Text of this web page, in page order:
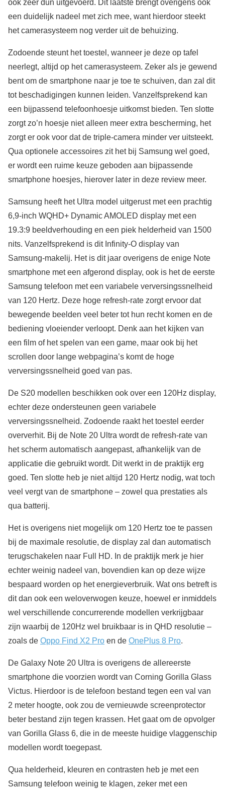
ook zeer dun uitgevoerd. Dit laatste brengt overigens ook
een duidelijk nadeel met zich mee, want hierdoor steekt
het camerasysteem nog verder uit de behuizing.
Zodoende steunt het toestel, wanneer je deze op tafel
neerlegt, altijd op het camerasysteem. Zeker als je gewend
bent om de smartphone naar je toe te schuiven, dan zal dit
tot beschadigingen kunnen leiden. Vanzelfsprekend kan
een bijpassend telefoonhoesje uitkomst bieden. Ten slotte
zorgt zo’n hoesje niet alleen meer extra bescherming, het
zorgt er ook voor dat de triple-camera minder ver uitsteekt.
Qua optionele accessoires zit het bij Samsung wel goed,
er wordt een ruime keuze geboden aan bijpassende
smartphone hoesjes, hierover later in deze review meer.
Samsung heeft het Ultra model uitgerust met een prachtig
6,9-inch WQHD+ Dynamic AMOLED display met een
19.3:9 beeldverhouding en een piek helderheid van 1500
nits. Vanzelfsprekend is dit Infinity-O display van
Samsung-makelij. Het is dit jaar overigens de enige Note
smartphone met een afgerond display, ook is het de eerste
Samsung telefoon met een variabele verversingssnelheid
van 120 Hertz. Deze hoge refresh-rate zorgt ervoor dat
bewegende beelden veel beter tot hun recht komen en de
bediening vloeiender verloopt. Denk aan het kijken van
een film of het spelen van een game, maar ook bij het
scrollen door lange webpagina’s komt de hoge
verversingssnelheid goed van pas.
De S20 modellen beschikken ook over een 120Hz display,
echter deze ondersteunen geen variabele
verversingssnelheid. Zodoende raakt het toestel eerder
oververhit. Bij de Note 20 Ultra wordt de refresh-rate van
het scherm automatisch aangepast, afhankelijk van de
applicatie die gebruikt wordt. Dit werkt in de praktijk erg
goed. Ten slotte heb je niet altijd 120 Hertz nodig, wat toch
veel vergt van de smartphone – zowel qua prestaties als
qua batterij.
Het is overigens niet mogelijk om 120 Hertz toe te passen
bij de maximale resolutie, de display zal dan automatisch
terugschakelen naar Full HD. In de praktijk merk je hier
echter weinig nadeel van, bovendien kan op deze wijze
bespaard worden op het energieverbruik. Wat ons betreft is
dit dan ook een weloverwogen keuze, hoewel er inmiddels
wel verschillende concurrerende modellen verkrijgbaar
zijn waarbij de 120Hz wel bruikbaar is in QHD resolutie –
zoals de Oppo Find X2 Pro en de OnePlus 8 Pro.
De Galaxy Note 20 Ultra is overigens de allereerste
smartphone die voorzien wordt van Corning Gorilla Glass
Victus. Hierdoor is de telefoon bestand tegen een val van
2 meter hoogte, ook zou de vernieuwde screenprotector
beter bestand zijn tegen krassen. Het gaat om de opvolger
van Gorilla Glass 6, die in de meeste huidige vlaggenschip
modellen wordt toegepast.
Qua helderheid, kleuren en contrasten heb je met een
Samsung telefoon weinig te klagen, zeker met een